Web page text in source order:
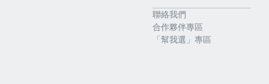
聯絡我們
合作夥伴專區
「幫我選」專區